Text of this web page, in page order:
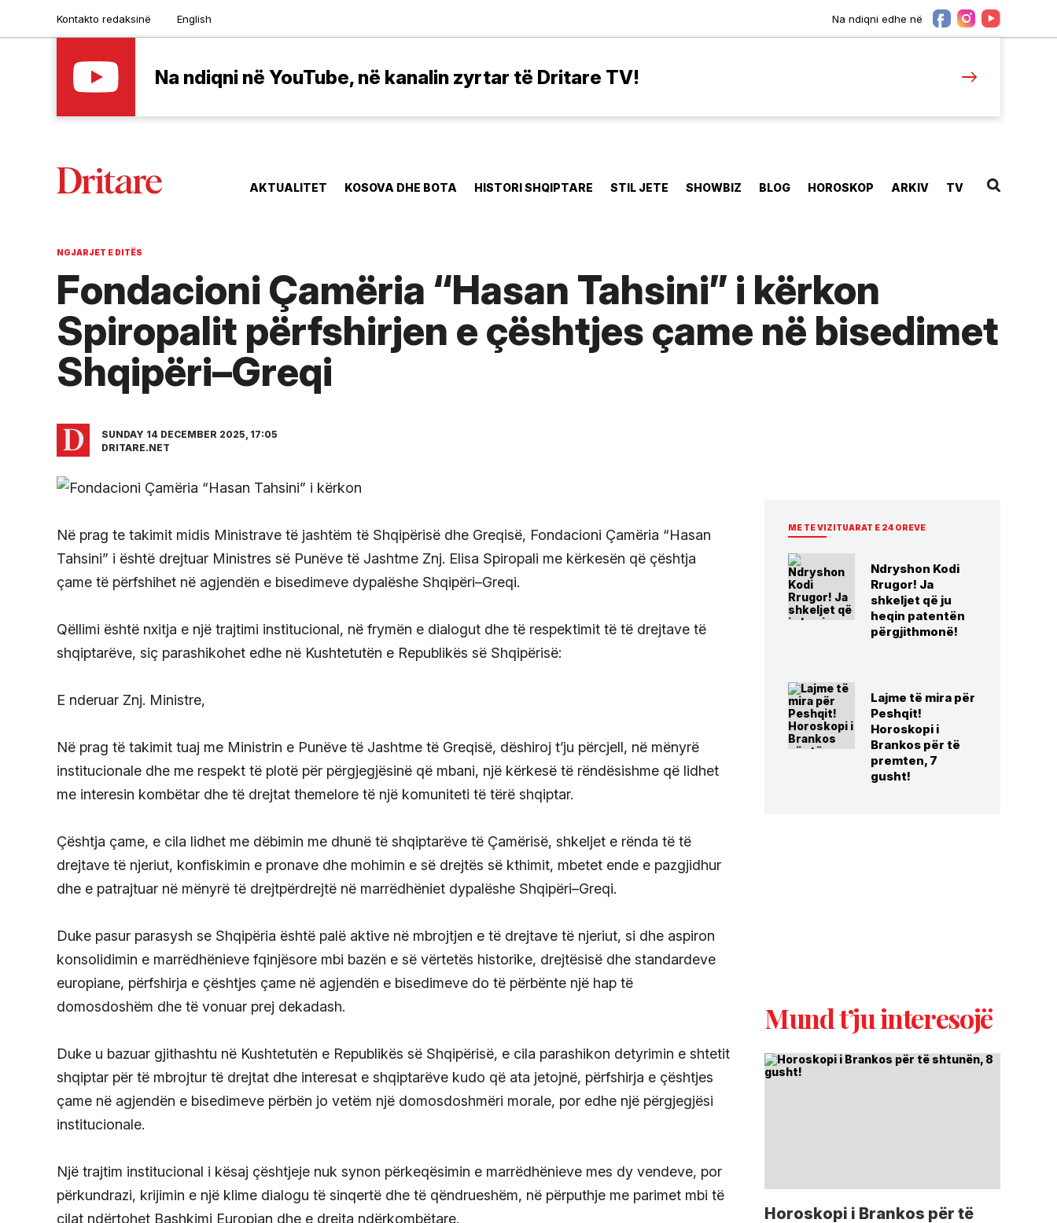
Kontakto redaksinë English Na ndiqni edhe në
Na ndiqni në YouTube, në kanalin zyrtar të Dritare TV!
AKTUALITET KOSOVA DHE BOTA HISTORI SHQIPTARE STIL JETE SHOWBIZ BLOG HOROSKOP ARKIV TV
NGJARJET E DITËS
Fondacioni Çamëria “Hasan Tahsini” i kërkon
Spiropalit përfshirjen e çështjes çame në bisedimet
Shqipëri–Greqi
SUNDAY 14 DECEMBER 2025, 17:05
DRITARE.NET
Në prag te takimit midis Ministrave të jashtëm të Shqipërisë dhe Greqisë, Fondacioni Çamëria “Hasan
Tahsini” i është drejtuar Ministres së Punëve të Jashtme Znj. Elisa Spiropali me kërkesën që çështja
çame të përfshihet në agjendën e bisedimeve dypalëshe Shqipëri–Greqi.
Qëllimi është nxitja e një trajtimi institucional, në frymën e dialogut dhe të respektimit të të drejtave të
shqiptarëve, siç parashikohet edhe në Kushtetutën e Republikës së Shqipërisë:
E nderuar Znj. Ministre,
Në prag të takimit tuaj me Ministrin e Punëve të Jashtme të Greqisë, dëshiroj t’ju përcjell, në mënyrë
institucionale dhe me respekt të plotë për përgjegjësinë që mbani, një kërkesë të rëndësishme që lidhet
me interesin kombëtar dhe të drejtat themelore të një komuniteti të tërë shqiptar.
Çështja çame, e cila lidhet me dëbimin me dhunë të shqiptarëve të Çamërisë, shkeljet e rënda të të
drejtave të njeriut, konfiskimin e pronave dhe mohimin e së drejtës së kthimit, mbetet ende e pazgjidhur
dhe e patrajtuar në mënyrë të drejtpërdrejtë në marrëdhëniet dypalëshe Shqipëri–Greqi.
Duke pasur parasysh se Shqipëria është palë aktive në mbrojtjen e të drejtave të njeriut, si dhe aspiron
konsolidimin e marrëdhënieve fqinjësore mbi bazën e së vërtetës historike, drejtësisë dhe standardeve
europiane, përfshirja e çështjes çame në agjendën e bisedimeve do të përbënte një hap të
domosdoshëm dhe të vonuar prej dekadash.
Duke u bazuar gjithashtu në Kushtetutën e Republikës së Shqipërisë, e cila parashikon detyrimin e shtetit
shqiptar për të mbrojtur të drejtat dhe interesat e shqiptarëve kudo që ata jetojnë, përfshirja e çështjes
çame në agjendën e bisedimeve përbën jo vetëm një domosdoshmëri morale, por edhe një përgjegjësi
institucionale.
Një trajtim institucional i kësaj çështjeje nuk synon përkeqësimin e marrëdhënieve mes dy vendeve, por
përkundrazi, krijimin e një klime dialogu të sinqertë dhe të qëndrueshëm, në përputhje me parimet mbi të
cilat ndërtohet Bashkimi Europian dhe e drejta ndërkombëtare.
ME TE VIZITUARAT E 24 OREVE
Ndryshon Kodi
Rrugor! Ja
shkeljet që ju
heqin patentën
përgjithmonë!
Lajme të mira për
Peshqit!
Horoskopi i
Brankos për të
premten, 7
gusht!
Mund t’ju interesojë
Horoskopi i Brankos për të